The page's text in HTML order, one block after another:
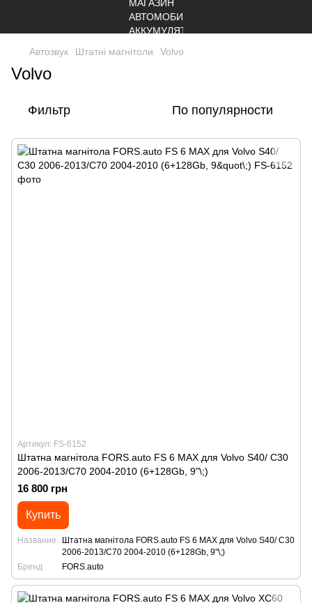
Автозвук Штатні магнітоли Volvo
Volvo
Фильтр По популярности
Артикул: FS-6152
Штатна магнітола FORS.auto FS 6 MAX для Volvo S40/ C30
2006-2013/C70 2004-2010 (6+128Gb, 9"\;)
16 800 грн
Купить
Название
Штатна магнітола FORS.auto FS 6 MAX для Volvo S40/ C30
2006-2013/C70 2004-2010 (6+128Gb, 9"\;)
Бренд
FORS.auto